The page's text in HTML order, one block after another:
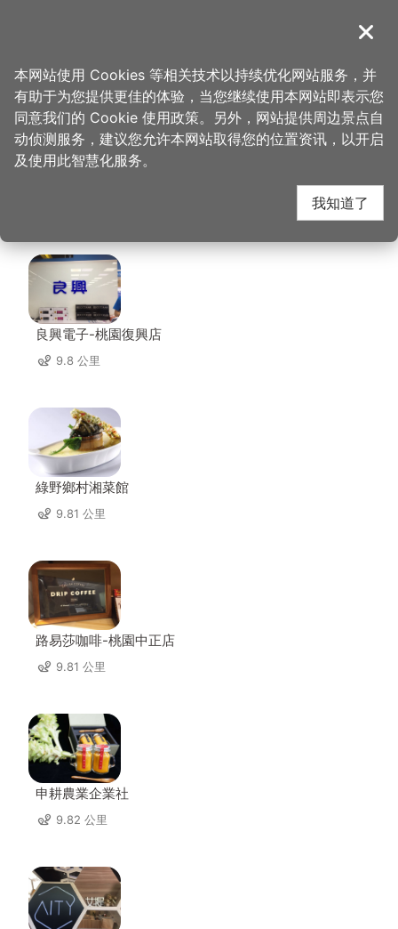
導覽
首页 > 想去的地方 > 美食、购物 > 达令大林 创意冰品
达令大林 创意冰品 周
边店家
良興電子-桃園復興店
9.8 公里
綠野鄉村湘菜館
9.81 公里
路易莎咖啡-桃園中正店
9.81 公里
申耕農業企業社
9.82 公里
关闭
本网站使用 Cookies 等相关技术以持续优化网站服务，并
有助于为您提供更佳的体验，当您继续使用本网站即表示您
同意我们的 Cookie 使用政策。另外，网站提供周边景点自
动侦测服务，建议您允许本网站取得您的位置资讯，以开启
及使用此智慧化服务。
我知道了